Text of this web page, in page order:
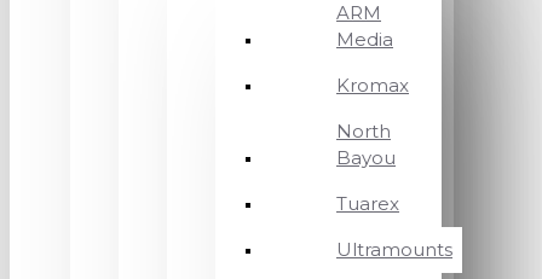
ARM
Media
Kromax
North
Bayou
Tuarex
Ultramounts